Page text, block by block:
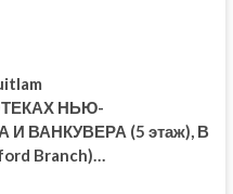
НЬЮ-
ВАНКУВЕРА (5 этаж), В
Branch)…